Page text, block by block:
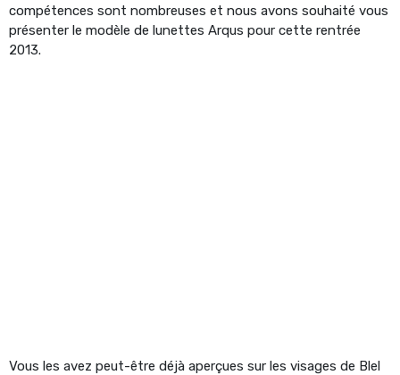
compétences sont nombreuses et nous avons souhaité vous
présenter le modèle de lunettes Arqus pour cette rentrée
2013.
Vous les avez peut-être déjà aperçues sur les visages de Blel